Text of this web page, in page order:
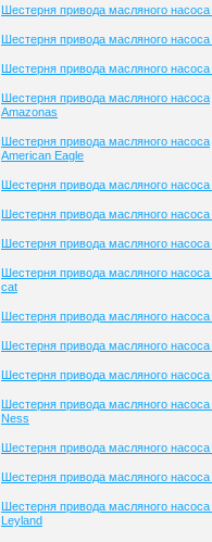
Шестерня привода масляного насоса
Шестерня привода масляного насоса
Шестерня привода масляного насоса
Шестерня привода масляного насоса
Amazonas
Шестерня привода масляного насоса
American Eagle
Шестерня привода масляного насоса
Шестерня привода масляного насоса
Шестерня привода масляного насоса
Шестерня привода масляного насоса
cat
Шестерня привода масляного насоса
Шестерня привода масляного насоса
Шестерня привода масляного насоса
Шестерня привода масляного насоса
Ness
Шестерня привода масляного насоса
Шестерня привода масляного
Шестерня привода масляного насоса
Leyland